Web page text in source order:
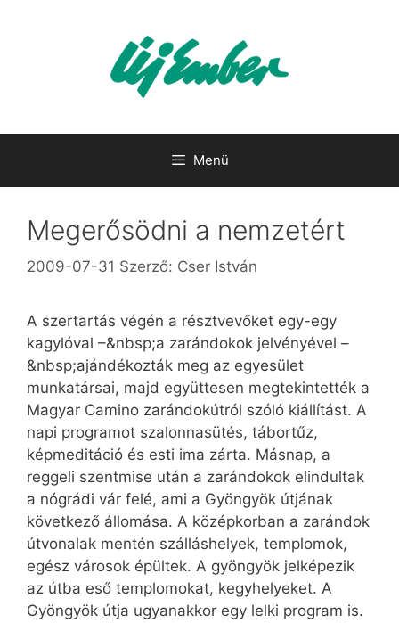
Menü
Megerősödni a nemzetért
2009-07-31 Szerző: Cser István
A szertartás végén a résztvevőket egy-egy
kagylóval –&nbsp;a zarándokok jelvényével –
&nbsp;ajándékozták meg az egyesület
munkatársai, majd együttesen megtekintették a
Magyar Camino zarándokútról szóló kiállítást. A
napi programot szalonnasütés, tábortűz,
képmeditáció és esti ima zárta. Másnap, a
reggeli szentmise után a zarándokok elindultak
a nógrádi vár felé, ami a Gyöngyök útjának
következő állomása. A középkorban a zarándok
útvonalak mentén szálláshelyek, templomok,
egész városok épültek. A gyöngyök jelképezik
az útba eső templomokat, kegyhelyeket. A
Gyöngyök útja ugyanakkor egy lelki program is.